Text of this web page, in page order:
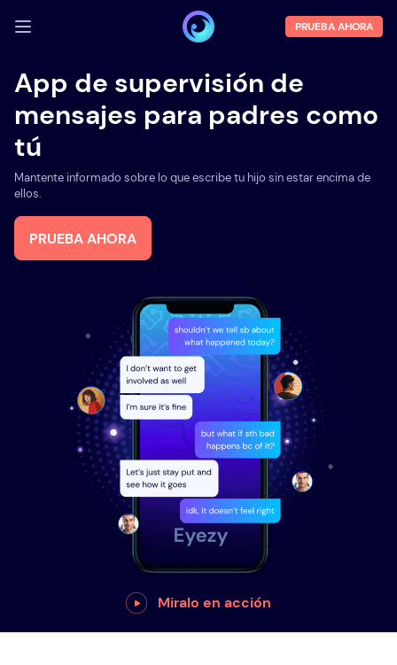
INICIA SESIÓN
Demo
Funciones
Sobre la empresa
Blog
PRUEBA AHORA
App de supervisión de
mensajes para padres como
tú
Mantente informado sobre lo que escribe tu hijo sin estar encima de
ellos.
PRUEBA AHORA
Miralo en acción